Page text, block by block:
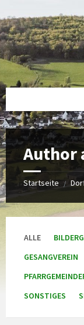
Inhalt
springen
linken
Sidebar
springen
rechten
Sidebar
springen
Footer
springen
Author
Startseite /
ALLE
GESANGVEREIN
SONSTIGES